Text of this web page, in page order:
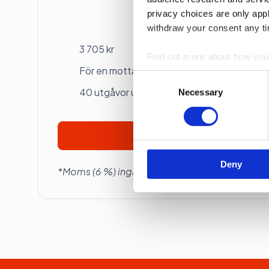
privacy choices are only
withdraw your consent any
Find out more about how
information about your use
other information that
Consent
Necessary
Deny
Betalas årsvis
3 705 kr
För en mottagare
40 utgåvor under ett år
*Moms (6 %) ingår i alla priser.